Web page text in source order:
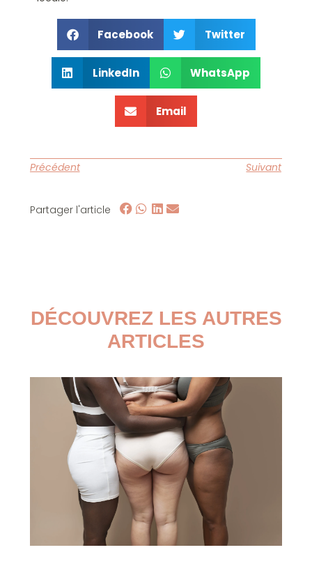
Facebook Twitter
LinkedIn WhatsApp
Email
Précédent Suivant
Partager l'article
DÉCOUVREZ LES AUTRES
ARTICLES